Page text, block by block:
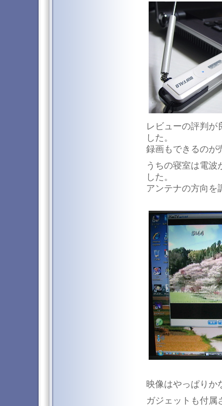
レビューの評判が
した。
録画もできるのが
うちの寝室は電波
した。
アンテナの方向を
映像はやっぱりか
ガジェットも付属